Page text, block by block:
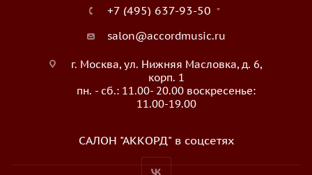
+7 (495) 637-93-50
salon@accordmusic.ru
г. Москва, ул. Нижняя Масловка, д. 6,
корп. 1
пн. - сб.: 11.00- 20.00 воскресенье:
11.00-19.00
САЛОН "АККОРД" в соцсетях